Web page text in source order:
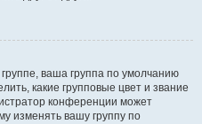
ваша группа по умолчанию
какие групповые цвет и звание
конференции может
изменять вашу группу по